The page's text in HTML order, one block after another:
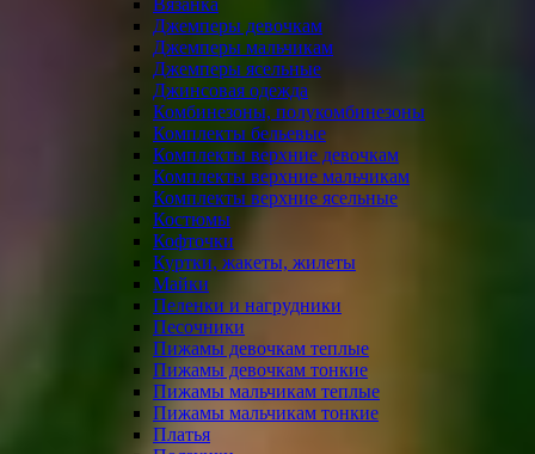
Вязанка
Джемперы девочкам
Джемперы мальчикам
Джемперы ясельные
Джинсовая одежда
Комбинезоны, полукомбинезоны
Комплекты бельевые
Комплекты верхние девочкам
Комплекты верхние мальчикам
Комплекты верхние ясельные
Костюмы
Кофточки
Куртки, жакеты, жилеты
Майки
Пеленки и нагрудники
Песочники
Пижамы девочкам теплые
Пижамы девочкам тонкие
Пижамы мальчикам теплые
Пижамы мальчикам тонкие
Платья